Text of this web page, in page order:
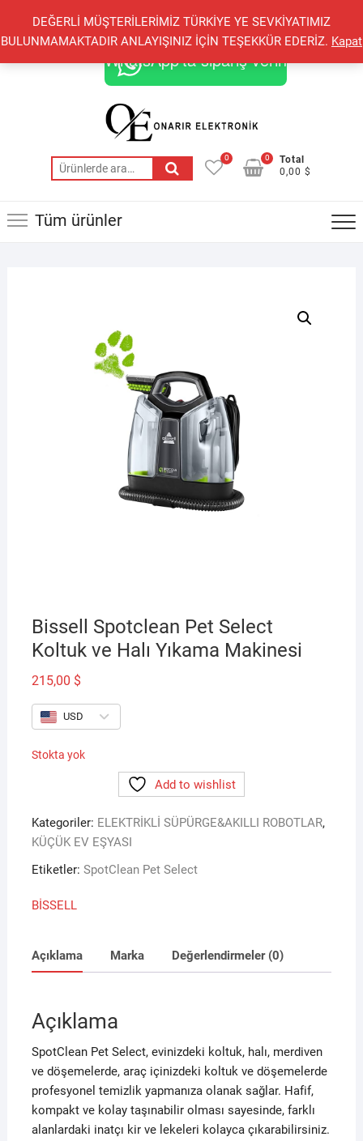
DEĞERLİ MÜŞTERİLERİMİZ TÜRKİYE YE SEVKİYATIMIZ
BULUNMAMAKTADIR ANLAYIŞINIZ İÇİN TEŞEKKÜR EDERİZ. Kapat
content
+90 548 821 78 85 +90 548 855 25 53
onarirelektronik@gmail.com
WhatsApp'ta sipariş verin
Ara:
0
Total
0,00 $
0
Tüm ürünler
Bissell Spotclean Pet Select
Koltuk ve Halı Yıkama Makinesi
215,00 $
USD
Stokta yok
Add to wishlist
Kategoriler: ELEKTRİKLİ SÜPÜRGE&AKILLI ROBOTLAR,
KÜÇÜK EV EŞYASI
Etiketler: SpotClean Pet Select
BİSSELL
Açıklama Marka Değerlendirmeler (0)
Açıklama
SpotClean Pet Select, evinizdeki koltuk, halı, merdiven
ve döşemelerde, araç içinizdeki koltuk ve döşemelerde
profesyonel temizlik yapmanıza olanak sağlar. Hafif,
kompakt ve kolay taşınabilir olması sayesinde, farklı
alanlardaki inatçı kir ve lekeleri kolayca çıkarabilirsiniz.